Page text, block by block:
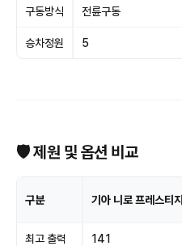
구동방식 전륜구동
승차정원 5
🛡 제원 및 옵션 비교
구분 기아 니로 프레스티지
최고 출력 141